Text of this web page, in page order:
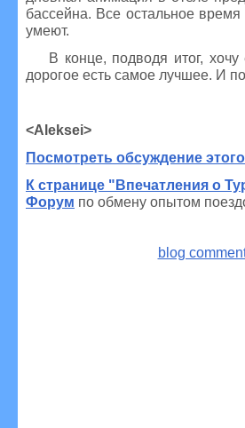
бассейна. Все остальное
умеют.
В конце, подводя итог, хочу
дорогое есть самое лучшее. И
<Aleksei>
Посмотреть обсуждение
К странице "Впечатления о
Форум по обмену опытом
blog